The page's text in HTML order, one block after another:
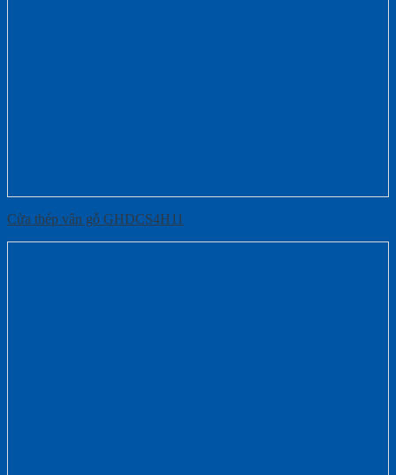
Cửa thép vân gỗ GHDCS4H11